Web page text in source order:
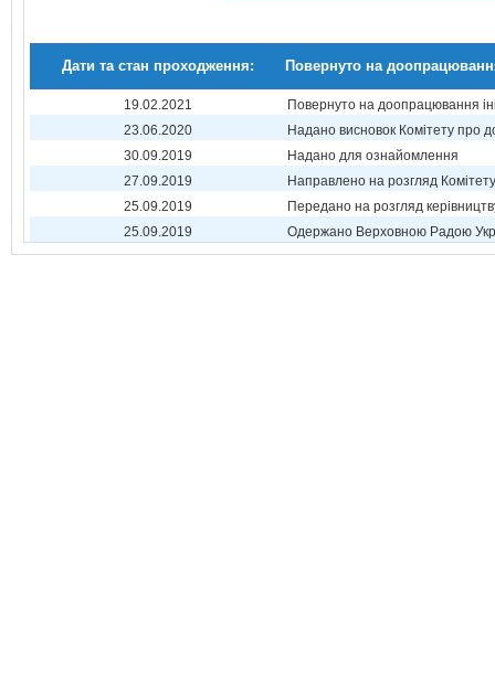
Дати та стан проходження: Повернуто на
19.02.2021
Повернуто на доопрацювання
23.06.2020
Надано висновок Комітету про
30.09.2019
Надано для ознайомлення
27.09.2019
Направлено на розгляд Комітету
25.09.2019
Передано на розгляд
25.09.2019
Одержано Верховною Радою